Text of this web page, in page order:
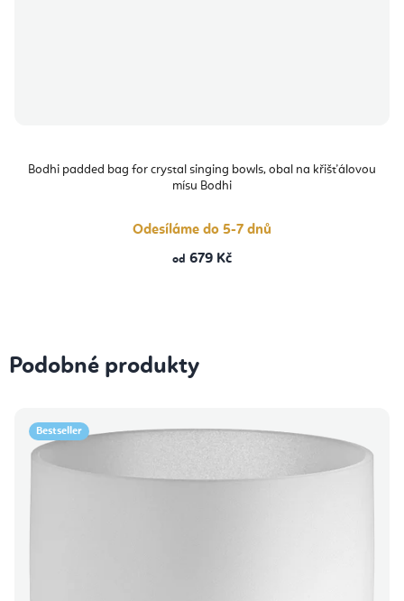
Bodhi padded bag for crystal singing bowls, obal na křišťálovou
mísu Bodhi
Odesíláme do 5-7 dnů
od 679 Kč
Podobné produkty
Bestseller